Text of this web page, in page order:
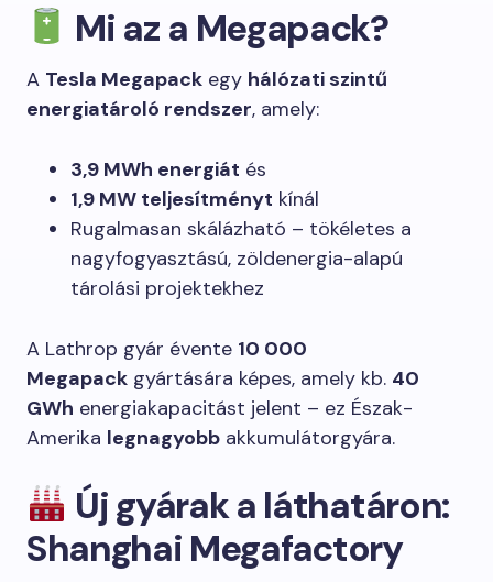
Mi az a Megapack?
A Tesla Megapack egy hálózati szintű
energiatároló rendszer, amely:
3,9 MWh energiát és
1,9 MW teljesítményt kínál
Rugalmasan skálázható – tökéletes a
nagyfogyasztású, zöldenergia-alapú
tárolási projektekhez
A Lathrop gyár évente 10 000
Megapack gyártására képes, amely kb. 40
GWh energiakapacitást jelent – ez Észak-
Amerika legnagyobb akkumulátorgyára.
Új gyárak a láthatáron:
Shanghai Megafactory